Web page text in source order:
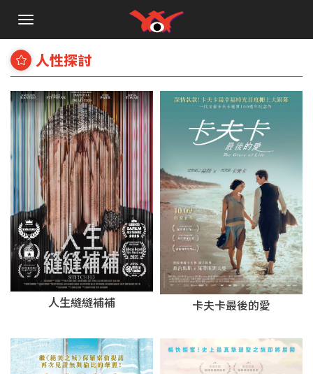
手
選
單
人性探討
人生縫縫補補 卡夫卡最後的愛